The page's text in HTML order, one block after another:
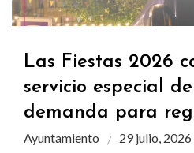
Las Fiestas 2026
servicio especial
demanda para
Ayuntamiento 29 julio, 2026